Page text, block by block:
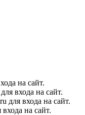
на сайт.
входа на сайт.
для входа на сайт.
на сайт.